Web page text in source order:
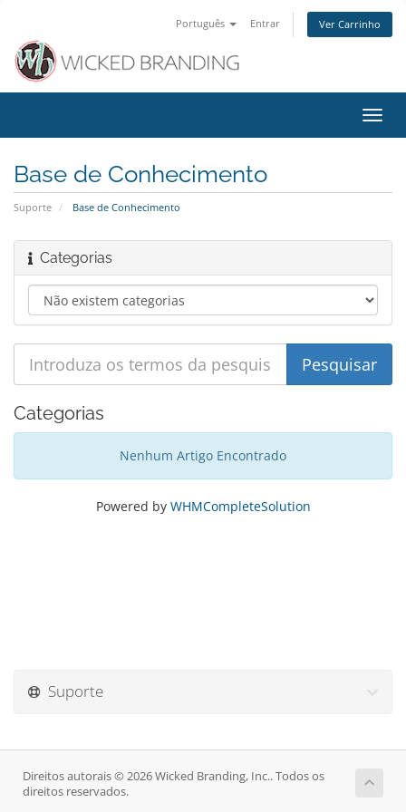
Português Entrar Ver Carrinho
Base de Conhecimento
Suporte Base de Conhecimento
Categorias
Categorias
Nenhum Artigo Encontrado
Powered by WHMCompleteSolution
Suporte
Direitos autorais © 2026 Wicked Branding, Inc.. Todos os
direitos reservados.